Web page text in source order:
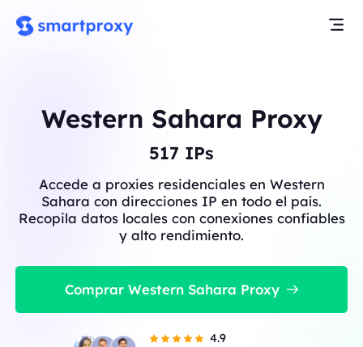
Western Sahara Proxy
518 IPs
Accede a proxies residenciales en Western
Sahara con direcciones IP en todo el país.
Recopila datos locales con conexiones confiables
y alto rendimiento.
Comprar Western Sahara Proxy
4.9